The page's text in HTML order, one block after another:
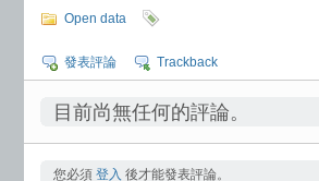
Open data
發表評論 Trackback
目前尚無任何的評論。
您必須 登入 後才能發表評論。